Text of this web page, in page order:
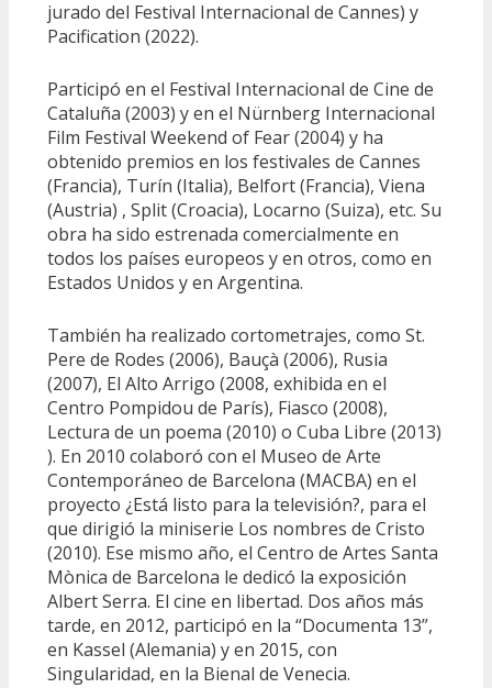
jurado del Festival Internacional de Cannes) y
Pacification (2022).
Participó en el Festival Internacional de Cine de
Cataluña (2003) y en el Nürnberg Internacional
Film Festival Weekend of Fear (2004) y ha
obtenido premios en los festivales de Cannes
(Francia), Turín (Italia), Belfort (Francia), Viena
(Austria) , Split (Croacia), Locarno (Suiza), etc. Su
obra ha sido estrenada comercialmente en
todos los países europeos y en otros, como en
Estados Unidos y en Argentina.
También ha realizado cortometrajes, como St.
Pere de Rodes (2006), Bauçà (2006), Rusia
(2007), El Alto Arrigo (2008, exhibida en el
Centro Pompidou de París), Fiasco (2008),
Lectura de un poema (2010) o Cuba Libre (2013)
). En 2010 colaboró ​​con el Museo de Arte
Contemporáneo de Barcelona (MACBA) en el
proyecto ¿Está listo para la televisión?, para el
que dirigió la miniserie Los nombres de Cristo
(2010). Ese mismo año, el Centro de Artes Santa
Mònica de Barcelona le dedicó la exposición
Albert Serra. El cine en libertad. Dos años más
tarde, en 2012, participó en la “Documenta 13”,
en Kassel (Alemania) y en 2015, con
Singularidad, en la Bienal de Venecia.